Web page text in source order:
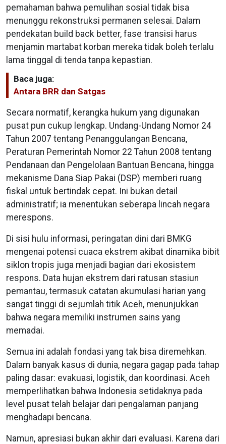
pemahaman bahwa pemulihan sosial tidak bisa
menunggu rekonstruksi permanen selesai. Dalam
pendekatan build back better, fase transisi harus
menjamin martabat korban mereka tidak boleh terlalu
lama tinggal di tenda tanpa kepastian.
Baca juga:
Antara BRR dan Satgas
Secara normatif, kerangka hukum yang digunakan
pusat pun cukup lengkap. Undang-Undang Nomor 24
Tahun 2007 tentang Penanggulangan Bencana,
Peraturan Pemerintah Nomor 22 Tahun 2008 tentang
Pendanaan dan Pengelolaan Bantuan Bencana, hingga
mekanisme Dana Siap Pakai (DSP) memberi ruang
fiskal untuk bertindak cepat. Ini bukan detail
administratif; ia menentukan seberapa lincah negara
merespons.
Di sisi hulu informasi, peringatan dini dari BMKG
mengenai potensi cuaca ekstrem akibat dinamika bibit
siklon tropis juga menjadi bagian dari ekosistem
respons. Data hujan ekstrem dari ratusan stasiun
pemantau, termasuk catatan akumulasi harian yang
sangat tinggi di sejumlah titik Aceh, menunjukkan
bahwa negara memiliki instrumen sains yang
memadai.
Semua ini adalah fondasi yang tak bisa diremehkan.
Dalam banyak kasus di dunia, negara gagap pada tahap
paling dasar: evakuasi, logistik, dan koordinasi. Aceh
memperlihatkan bahwa Indonesia setidaknya pada
level pusat telah belajar dari pengalaman panjang
menghadapi bencana.
Namun, apresiasi bukan akhir dari evaluasi. Karena dari